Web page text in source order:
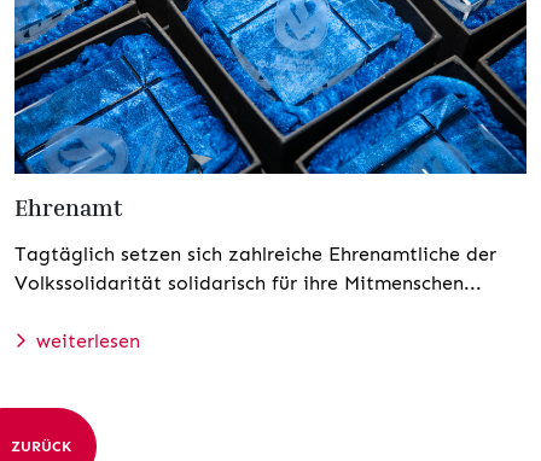
Ehrenamt
Tagtäglich setzen sich zahlreiche Ehrenamtliche der
Volkssolidarität solidarisch für ihre Mitmenschen...
weiterlesen
ZURÜCK